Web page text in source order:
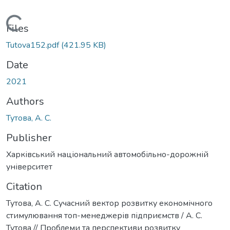
Loading...
Files
Tutova152.pdf(421.95 KB)
Date
2021
Authors
Тутова, А. С.
Publisher
Харківський національний автомобільно-дорожній
університет
Citation
Тутова, А. С. Сучасний вектор розвитку економічного
стимулювання топ-менеджерів підприємств / А. С.